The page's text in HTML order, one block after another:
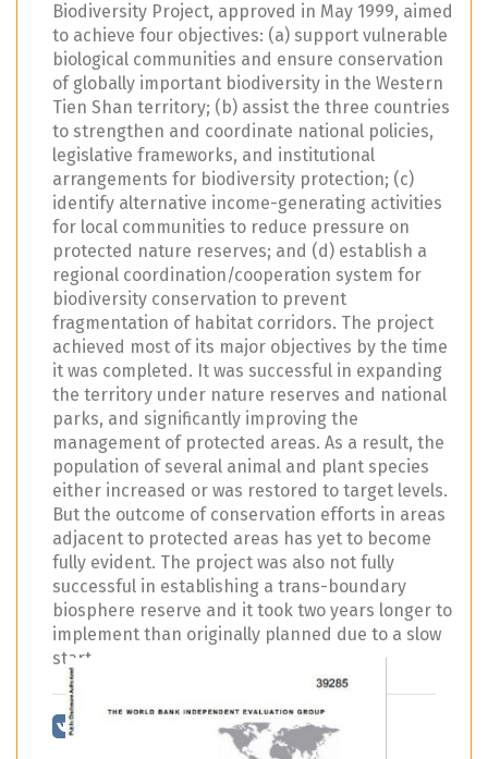
Biodiversity Project, approved in May 1999, aimed
to achieve four objectives: (a) support vulnerable
biological communities and ensure conservation
of globally important biodiversity in the Western
Tien Shan territory; (b) assist the three countries
to strengthen and coordinate national policies,
legislative frameworks, and institutional
arrangements for biodiversity protection; (c)
identify alternative income-generating activities
for local communities to reduce pressure on
protected nature reserves; and (d) establish a
regional coordination/cooperation system for
biodiversity conservation to prevent
fragmentation of habitat corridors. The project
achieved most of its major objectives by the time
it was completed. It was successful in expanding
the territory under nature reserves and national
parks, and significantly improving the
management of protected areas. As a result, the
population of several animal and plant species
either increased or was restored to target levels.
But the outcome of conservation efforts in areas
adjacent to protected areas has yet to become
fully evident. The project was also not fully
successful in establishing a trans-boundary
biosphere reserve and it took two years longer to
implement than originally planned due to a slow
start.